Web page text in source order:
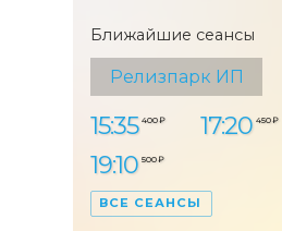
Ближайшие сеансы
Релизпарк ИП
15:35 400 ₽ 17:20 450 ₽
19:10 500 ₽
ВСЕ СЕАНСЫ